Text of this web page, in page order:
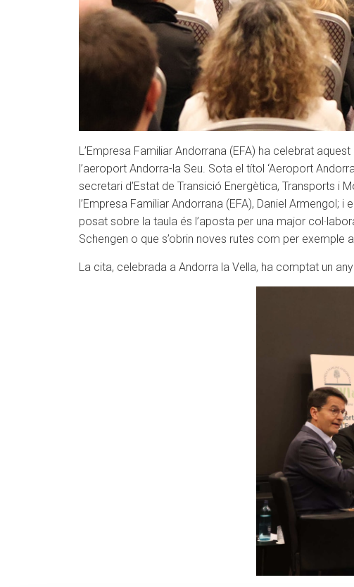
L’Empresa Familiar Andorrana (EFA) ha celebrat
l’aeroport Andorra-la Seu. Sota el títol ‘Aeroport
secretari d’Estat de Transició Energètica, Transports i
l’Empresa Familiar Andorrana (EFA), Daniel Armengol;
posat sobre la taula és l’aposta per una major
Schengen o que s’obrin noves rutes com per exemple a
La cita, celebrada a Andorra la Vella, ha comptat un